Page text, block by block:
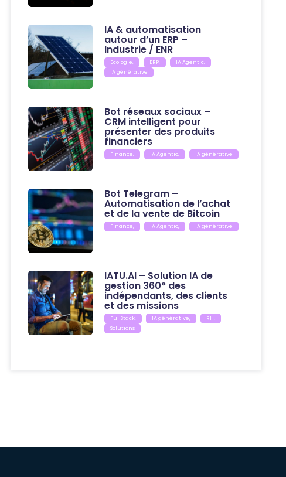
IA & automatisation
autour d’un ERP –
Industrie / ENR
Ecologie, ERP, IA Agentic,
IA générative
Bot réseaux sociaux –
CRM intelligent pour
présenter des produits
financiers
Finance, IA Agentic, IA générative
Bot Telegram –
Automatisation de l’achat
et de la vente de Bitcoin
Finance, IA Agentic, IA générative
IATU.AI – Solution IA de
gestion 360° des
indépendants, des clients
et des missions
FullStack, IA générative, RH,
Solutions